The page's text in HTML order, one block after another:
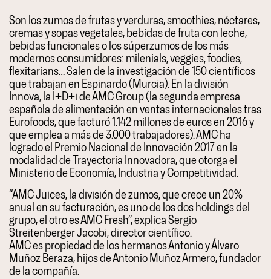
Son los zumos de frutas y verduras, smoothies, néctares,
cremas y sopas vegetales, bebidas de fruta con leche,
bebidas funcionales o los súperzumos de los más
modernos consumidores: milenials, veggies, foodies,
flexitarians… Salen de la investigación de 150 científicos
que trabajan en Espinardo (Murcia). En la división
Innova, la I+D+i de AMC Group (la segunda empresa
española de alimentación en ventas internacionales tras
Eurofoods, que facturó 1.142 millones de euros en 2016 y
que emplea a más de 3.000 trabajadores). AMC ha
logrado el Premio Nacional de Innovación 2017 en la
modalidad de Trayectoria Innovadora, que otorga el
Ministerio de Economía, Industria y Competitividad.
“AMC Juices, la división de zumos, que crece un 20%
anual en su facturación, es uno de los dos holdings del
grupo, el otro es AMC Fresh”, explica Sergio
Streitenberger Jacobi, director científico.
AMC es propiedad de los hermanos Antonio y Álvaro
Muñoz Beraza, hijos de Antonio Muñoz Armero, fundador
de la compañía.